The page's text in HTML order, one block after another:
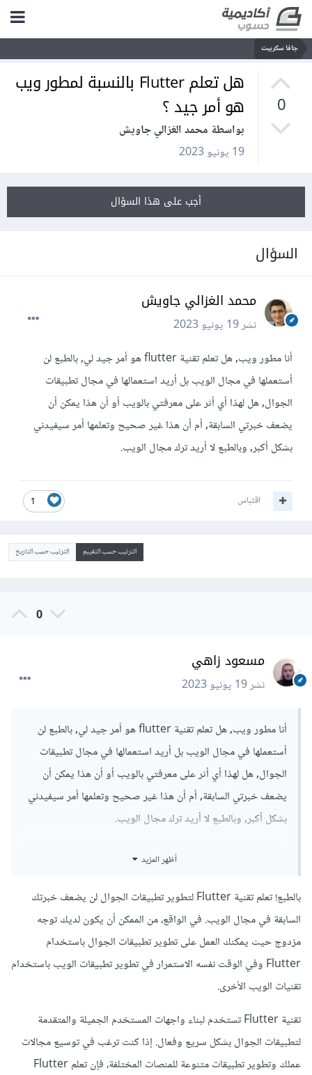
جافا سكريبت
0
هل تعلم Flutter بالنسبة لمطور ويب
هو أمر جيد ؟
بواسطة محمد الغزالي جاويش
19 يونيو 2023
أجب على هذا السؤال
السؤال
محمد الغزالي جاويش
نشر19 يونيو 2023
أنا مطور ويب, هل تعلم تقنية flutter هو أمر جيد لي, بالطبع لن
أستعملها في مجال الويب بل أريد استعمالها في مجال تطبيقات
الجوال, هل لهذا أي أثر على معرفتي بالويب أو أن هذا يمكن أن
يضعف خبرتي السابقة, أم أن هذا غير صحيح وتعلمها أمر سيفيدني
بشكل أكبر, وبالطبع لا أريد ترك مجال الويب.
1 اقتباس
الترتيب حسب التقييم الترتيب حسب التاريخ
0
مسعود زاهي
نشر19 يونيو 2023
أنا مطور ويب, هل تعلم تقنية flutter هو أمر جيد لي, بالطبع لن
أستعملها في مجال الويب بل أريد استعمالها في مجال تطبيقات
الجوال, هل لهذا أي أثر على معرفتي بالويب أو أن هذا يمكن أن
يضعف خبرتي السابقة, أم أن هذا غير صحيح وتعلمها أمر سيفيدني
بشكل أكبر, وبالطبع لا أريد ترك مجال الويب.
أظهر المزيد
بالطبع! تعلم تقنية Flutter لتطوير تطبيقات الجوال لن يضعف خبرتك
السابقة في مجال الويب. في الواقع، من الممكن أن يكون لديك توجه
مزدوج حيث يمكنك العمل على تطوير تطبيقات الجوال باستخدام
Flutter وفي الوقت نفسه الاستمرار في تطوير تطبيقات الويب باستخدام
تقنيات الويب الأخرى.
تقنية Flutter تستخدم لبناء واجهات المستخدم الجميلة والمتقدمة
لتطبيقات الجوال بشكل سريع وفعال. إذا كنت ترغب في توسيع مجالات
عملك وتطوير تطبيقات متنوعة للمنصات المختلفة، فإن تعلم Flutter